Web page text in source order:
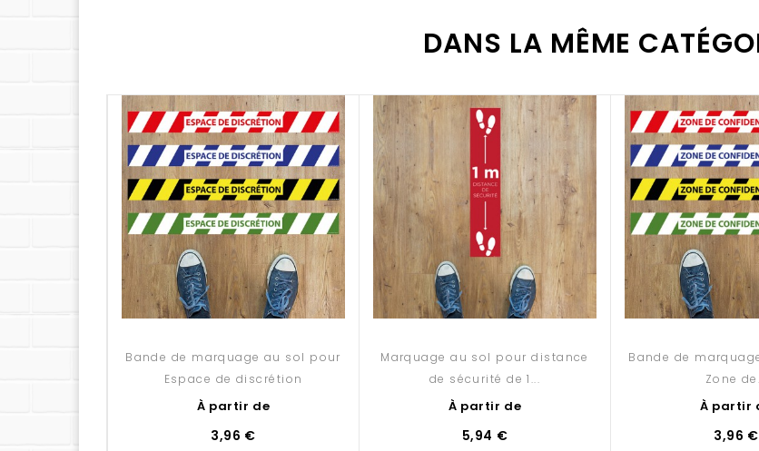
DANS LA MÊME
Bande de marquage au sol pour
Espace de discrétion
À partir de
3,96 €
Marquage au sol pour distance
de sécurité de 1...
À partir de
5,94 €
Bande de
Zone
À partir
3,96 €